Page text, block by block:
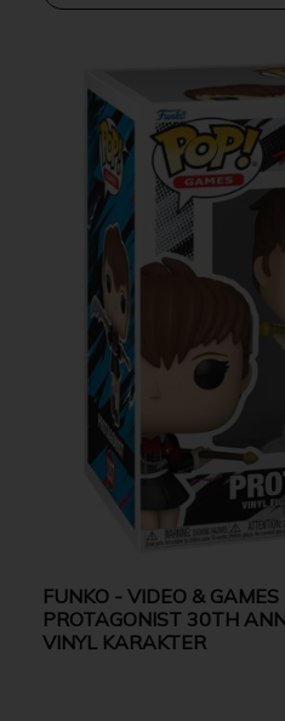
FUNKO - VIDEO &
PROTAGONIST 30TH
VINYL KARAKTER